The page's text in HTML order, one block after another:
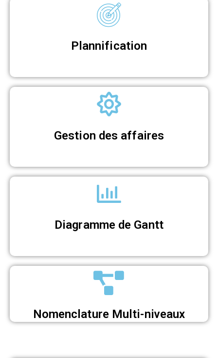
Plannification
Gestion des affaires
Diagramme de Gantt
Nomenclature Multi-niveaux